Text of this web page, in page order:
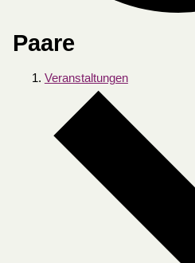
Paare
Veranstaltungen